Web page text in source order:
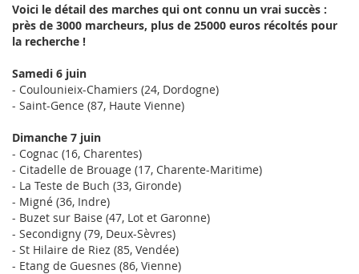
Voici le détail des marches qui ont connu un vrai succès :
près de 3000 marcheurs, plus de 25000 euros récoltés pour
la recherche !
Samedi 6 juin
- Coulounieix-Chamiers (24, Dordogne)
- Saint-Gence (87, Haute Vienne)
Dimanche 7 juin
- Cognac (16, Charentes)
- Citadelle de Brouage (17, Charente-Maritime)
- La Teste de Buch (33, Gironde)
- Migné (36, Indre)
- Buzet sur Baise (47, Lot et Garonne)
- Secondigny (79, Deux-Sèvres)
- St Hilaire de Riez (85, Vendée)
- Etang de Guesnes (86, Vienne)